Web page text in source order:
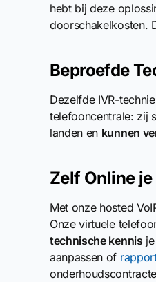
hebt bij deze
doorschakelkosten.
Beproefde
Dezelfde IVR-
telefooncentrale: zij
landen en kunnen
Zelf Online
Met onze hosted
Onze virtuele
technische kennis
aanpassen of